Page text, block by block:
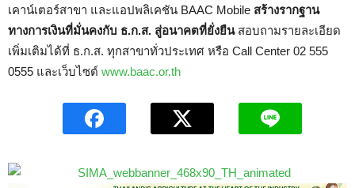
เคาน์เตอร์สาขา และแอปพลิเคชัน BAAC Mobile สร้างรากฐาน
ทางการเงินที่มั่นคงกับ ธ.ก.ส. สู่อนาคตที่ยั่งยืนสอบถามรายละเอียด
เพิ่มเติมได้ที่ ธ.ก.ส. ทุกสาขาทั่วประเทศ หรือ Call Center 02 555
0555 และเว็บไซต์ www.baac.or.th